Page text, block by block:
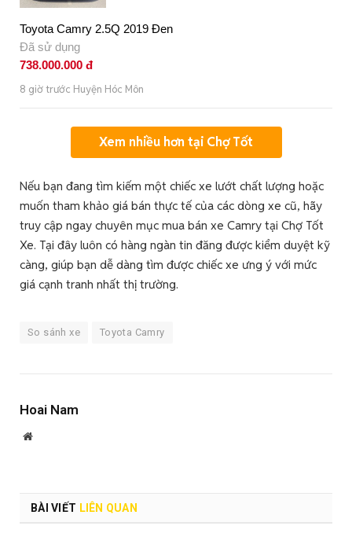
Toyota Camry 2.5Q 2019 Đen
Đã sử dụng
738.000.000 đ
8 giờ trước Huyện Hóc Môn
Xem nhiều hơn tại Chợ Tốt
Nếu bạn đang tìm kiếm một chiếc xe lướt chất lượng hoặc
muốn tham khảo giá bán thực tế của các dòng xe cũ, hãy
truy cập ngay chuyên mục mua bán xe Camry tại Chợ Tốt
Xe. Tại đây luôn có hàng ngàn tin đăng được kiểm duyệt kỹ
càng, giúp bạn dễ dàng tìm được chiếc xe ưng ý với mức
giá cạnh tranh nhất thị trường.
So sánh xe Toyota Camry
Hoai Nam
Website
BÀI VIẾT LIÊN QUAN